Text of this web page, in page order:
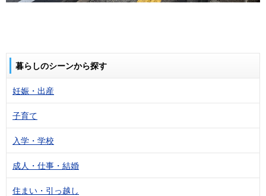
暮らしのシーンから探す
妊娠・出産
子育て
入学・学校
成人・仕事・結婚
住まい・引っ越し